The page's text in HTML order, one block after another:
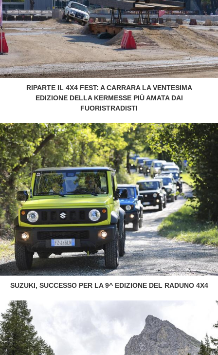
RIPARTE IL 4X4 FEST: A CARRARA LA VENTESIMA
EDIZIONE DELLA KERMESSE PIÙ AMATA DAI
FUORISTRADISTI
SUZUKI, SUCCESSO PER LA 9^ EDIZIONE DEL RADUNO 4X4